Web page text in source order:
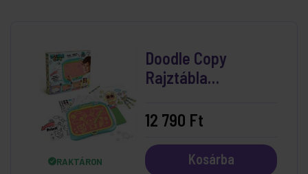
RAKTÁRON
Doodle Copy
Rajztábla
12 790 Ft
Kosárba